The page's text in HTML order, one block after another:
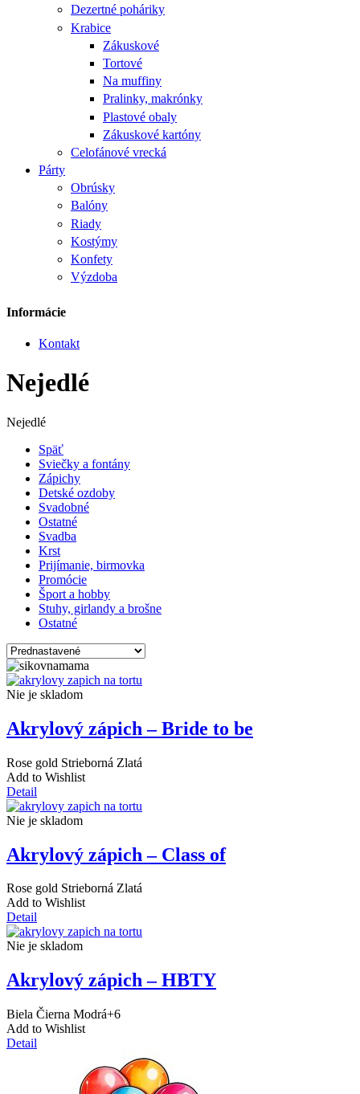
Dezertné poháriky
Krabice
Zákuskové
Tortové
Na muffiny
Pralinky, makrónky
Plastové obaly
Zákuskové kartóny
Celofánové vrecká
Párty
Obrúsky
Balóny
Riady
Kostýmy
Konfety
Výzdoba
Informácie
Kontakt
Nejedlé
Nejedlé
Späť
Sviečky a fontány
Zápichy
Detské ozdoby
Svadobné
Ostatné
Svadba
Krst
Prijímanie, birmovka
Promócie
Šport a hobby
Stuhy, girlandy a brošne
Ostatné
Nie je skladom
Akrylový zápich – Bride to be
Rose gold Strieborná Zlatá
Add to Wishlist
Detail
Nie je skladom
Akrylový zápich – Class of
Rose gold Strieborná Zlatá
Add to Wishlist
Detail
Nie je skladom
Akrylový zápich – HBTY
Biela Čierna Modrá+6
Add to Wishlist
Detail